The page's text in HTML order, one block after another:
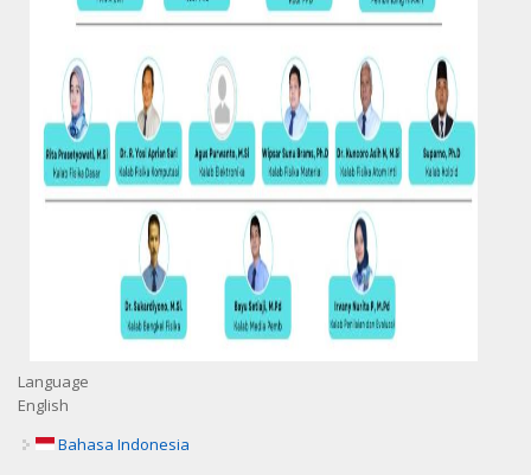
Language
English
Bahasa Indonesia